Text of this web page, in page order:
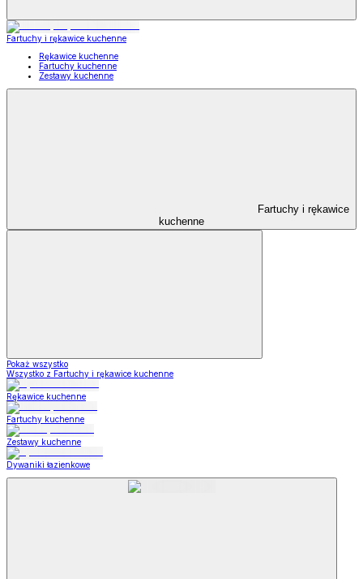
Fartuchy i rękawice kuchenne
Rękawice kuchenne
Fartuchy kuchenne
Zestawy kuchenne
Fartuchy i rękawice
kuchenne
Pokaż wszystko
Wszystko z Fartuchy i rękawice kuchenne
Rękawice kuchenne
Fartuchy kuchenne
Zestawy kuchenne
Dywaniki łazienkowe